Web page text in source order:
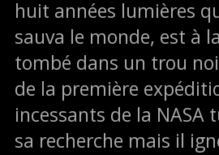
huit années lumières
sauva le monde, est à
tombé dans un trou
de la première
incessants de la
sa recherche mais il